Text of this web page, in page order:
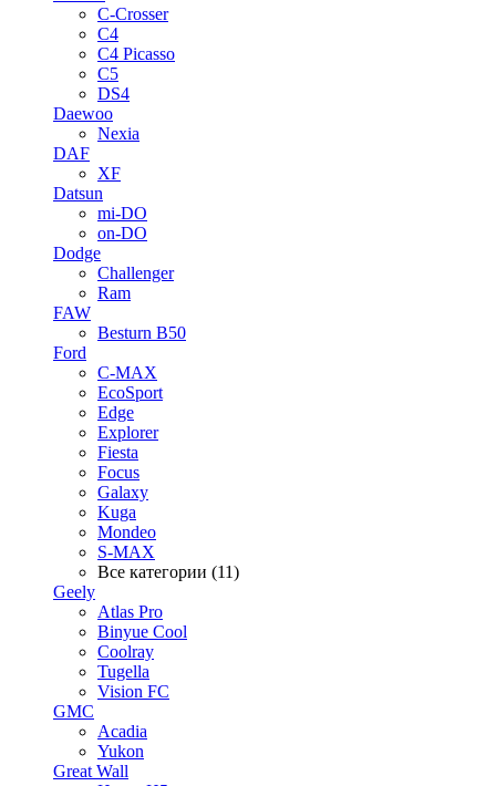
C-Crosser
C4
C4 Picasso
C5
DS4
Daewoo
Nexia
DAF
XF
Datsun
mi-DO
on-DO
Dodge
Challenger
Ram
FAW
Besturn B50
Ford
C-MAX
EcoSport
Edge
Explorer
Fiesta
Focus
Galaxy
Kuga
Mondeo
S-MAX
Все категории (11)
Geely
Atlas Pro
Binyue Cool
Coolray
Tugella
Vision FC
GMC
Acadia
Yukon
Great Wall